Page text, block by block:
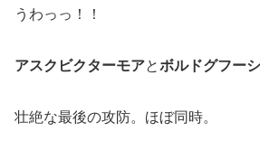
うわっっ！！
アスクビクターモアとボルドグフー
壮絶な最後の攻防。ほぼ同時。